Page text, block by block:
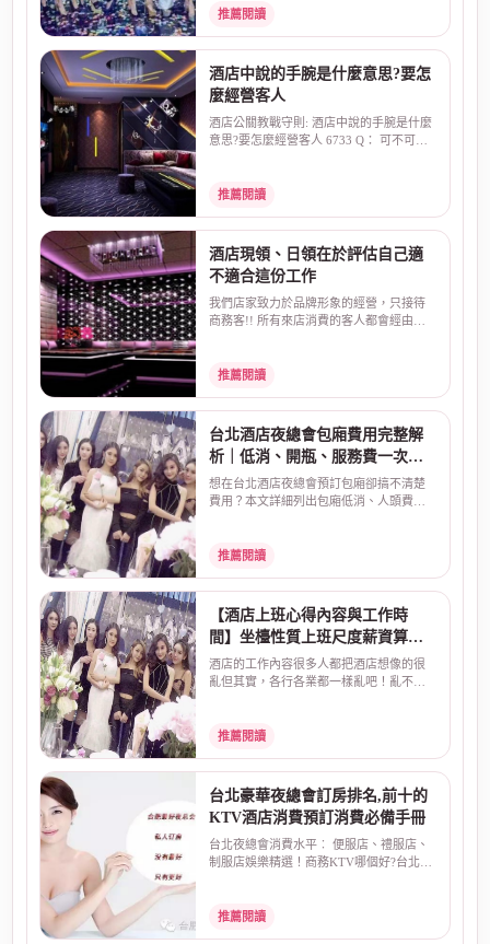
推薦閱讀
酒店中說的手腕是什麼意思?要怎
麼經營客人
酒店公關教戰守則: 酒店中說的手腕是什麼
意思?要怎麼經營客人 6733 Q： 可不可以.
推薦閱讀
酒店現領、日領在於評估自己適
不適合這份工作
我們店家致力於品牌形象的經營，只接待
商務客!! 所有來店消費的客人都會經由店
推薦閱讀
台北酒店夜總會包廂費用完整解
析｜低消、開瓶、服務費一次看
懂
想在台北酒店夜總會預訂包廂卻搞不清楚
費用？本文詳細列出包廂低消、人頭費、
推薦閱讀
【酒店上班心得內容與工作時
間】坐檯性質上班尺度薪資算法
介紹
酒店的工作內容很多人都把酒店想像的很
亂但其實，各行各業都一樣亂吧！亂不亂
推薦閱讀
台北豪華夜總會訂房排名,前十的
KTV酒店消費預訂消費必備手冊
台北夜總會消費水平︰ 便服店、禮服店、
制服店娛樂精選！商務KTV哪個好?台北最
推薦閱讀